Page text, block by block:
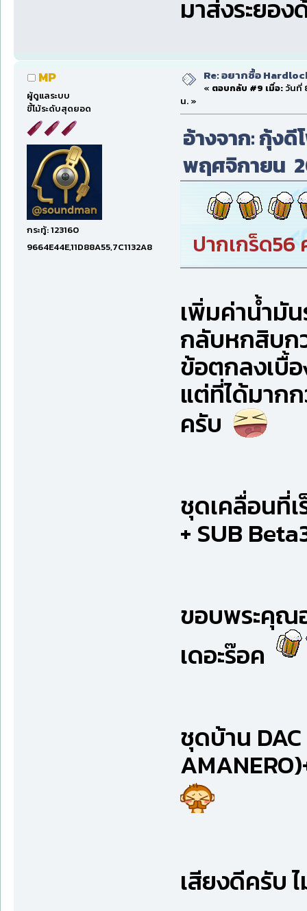
มาส่งระยอ
MP
ผู้ดูแลระบบ
ขี้โม้ระดับสุดยอด
กระทู้: 123160
9664E44E,11D88A55,7C1132A8
Re: อยากซื้อ
« ตอบกลับ #9 เมื่อ:วันที่
น. »
อ้างจาก: กุ้ง
พฤศจิกายน
ปากเกร็ด56
เพิ่มค่าน้ำมั
กลับหกสิบก
ข้อตกลงเบื้อ
แต่ที่ได้มาก
ครับ
ชุดเคลื่อนที่เ
+ SUB
ขอบพระคุณ
เดอะร๊อค
ชุดบ้าน
เสียงดีครับ